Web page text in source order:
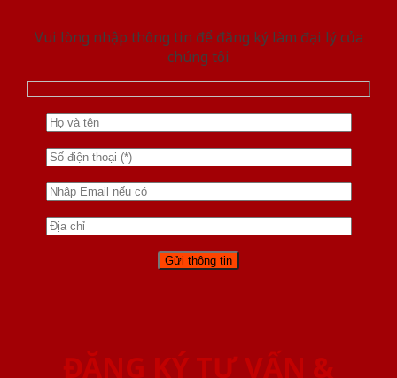
Vui lòng nhập thông tin để đăng ký làm đại lý của
chúng tôi
ĐĂNG KÝ TƯ VẤN &